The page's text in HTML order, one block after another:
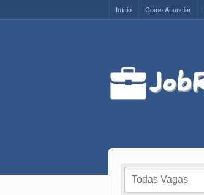
Início Como Anunciar